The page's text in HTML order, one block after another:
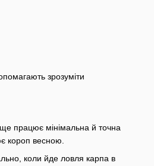
зрозуміти
працює мінімальна й точна
короп весною.
коли йде ловля карпа в